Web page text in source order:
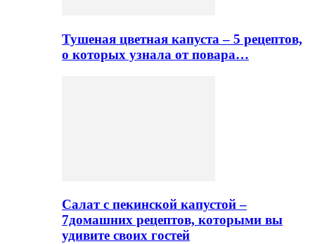
Тушеная цветная капуста – 5 рецептов,
о которых узнала от повара…
Салат с пекинской капустой –
7домашних рецептов, которыми вы
удивите своих гостей